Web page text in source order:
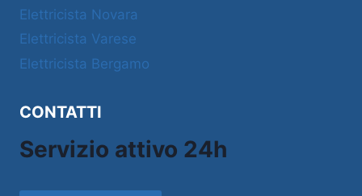
Elettricista Novara
Elettricista Varese
Elettricista Bergamo
CONTATTI
Servizio attivo 24h